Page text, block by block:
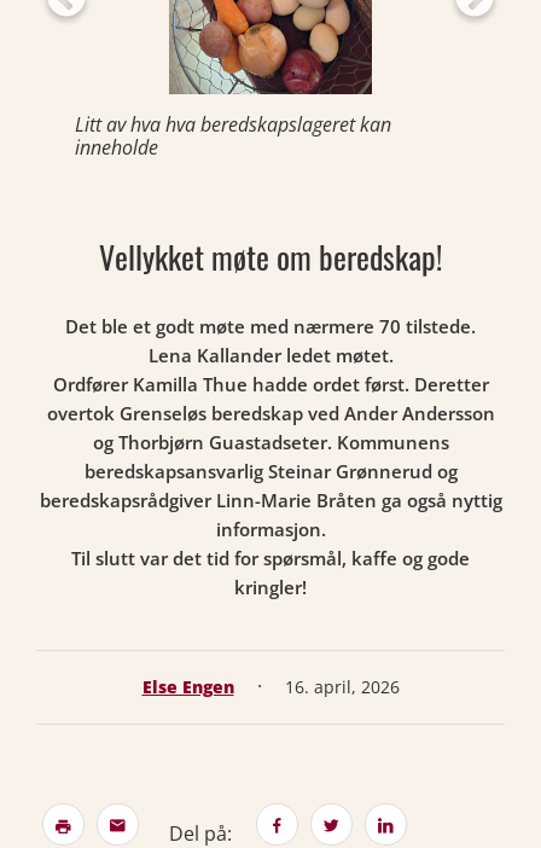
Litt av hva hva beredskapslageret kan
inneholde
Vellykket møte om beredskap!
Det ble et godt møte med nærmere 70 tilstede.
Lena Kallander ledet møtet.
Ordfører Kamilla Thue hadde ordet først. Deretter
overtok Grenseløs beredskap ved Ander Andersson
og Thorbjørn Guastadseter. Kommunens
beredskapsansvarlig Steinar Grønnerud og
beredskapsrådgiver Linn-Marie Bråten ga også nyttig
informasjon.
Til slutt var det tid for spørsmål, kaffe og gode
kringler!
Else Engen · 16. april, 2026
Del på: